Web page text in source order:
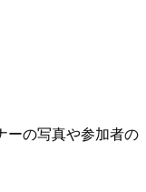
ーの写真や参加者の